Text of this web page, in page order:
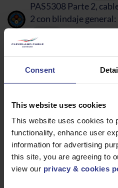
Consent
This website uses cookies
This website uses cookies to
functionality, enhance user
information for advertising
this site, you are agreeing to
view our privacy & cookies
PAS5308 Parte 2,
2 con blindaje general:
PAS5308 Parte 2,
mm².
Cable flexible 318*Y:
Cable de
61158
PDF
EN 50288-7 - RE-
comunicaciones y
BS EN50288-7RE-
comunicaciones y